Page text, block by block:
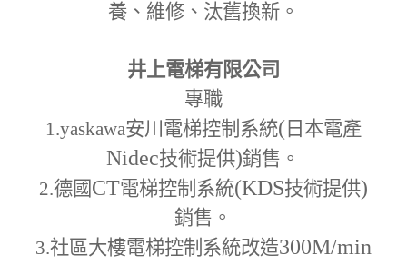
養、維修、汰舊換新。
井上電梯有限公司
專職
1.yaskawa安川電梯控制系統( 日本電產
Nidec技術提供)銷售。
2.德國 CT電梯控制系統(KDS技術提供)
銷售。
3.社區大樓電梯控制系統改造300M/min